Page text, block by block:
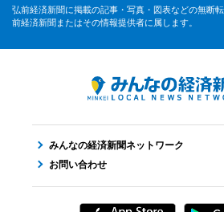
弘前経済新聞に掲載の記事・写真・図表などの無断
前経済新聞またはその情報提供者に属します。
みんなの経済新聞ネットワーク
お問い合わせ